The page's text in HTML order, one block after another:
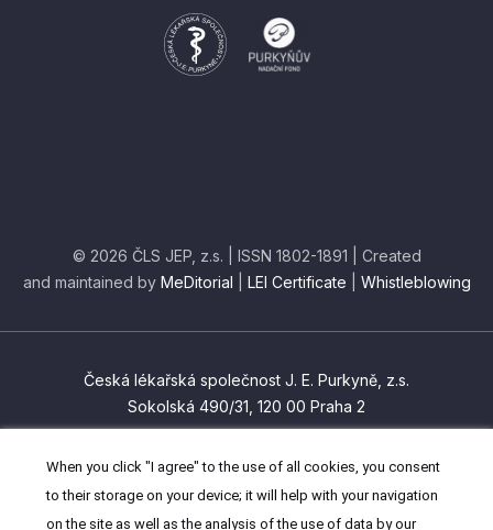
© 2026 ČLS JEP, z.s. | ISSN 1802-1891 | Created
and maintained by MeDitorial LEI Certificate Whistleblowing
Česká lékařská společnost J. E. Purkyně, z.s.
Sokolská 490/31, 120 00 Praha 2
(+420) 224 266 201
When you click "I agree" to the use of all cookies, you consent
to their storage on your device; it will help with your navigation
on the site as well as the analysis of the use of data by our